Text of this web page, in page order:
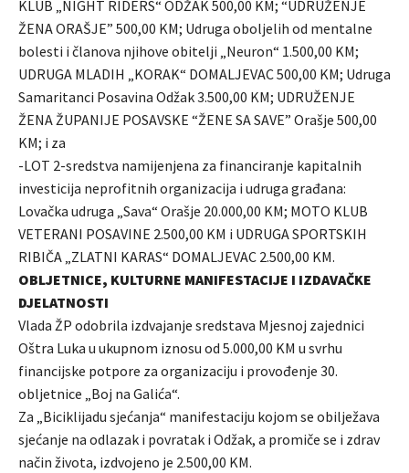
KLUB „NIGHT RIDERS“ ODŽAK 500,00 KM; “UDRUŽENJE
ŽENA ORAŠJE” 500,00 KM; Udruga oboljelih od mentalne
bolesti i članova njihove obitelji „Neuron“ 1.500,00 KM;
UDRUGA MLADIH „KORAK“ DOMALJEVAC 500,00 KM; Udruga
Samaritanci Posavina Odžak 3.500,00 KM; UDRUŽENJE
ŽENA ŽUPANIJE POSAVSKE “ŽENE SA SAVE” Orašje 500,00
KM; i za
-LOT 2-sredstva namijenjena za financiranje kapitalnih
investicija neprofitnih organizacija i udruga građana:
Lovačka udruga „Sava“ Orašje 20.000,00 KM; MOTO KLUB
VETERANI POSAVINE 2.500,00 KM i UDRUGA SPORTSKIH
RIBIČA „ZLATNI KARAS“ DOMALJEVAC 2.500,00 KM.
OBLJETNICE, KULTURNE MANIFESTACIJE I IZDAVAČKE
DJELATNOSTI
Vlada ŽP odobrila izdvajanje sredstava Mjesnoj zajednici
Oštra Luka u ukupnom iznosu od 5.000,00 KM u svrhu
financijske potpore za organizaciju i provođenje 30.
obljetnice „Boj na Galića“.
Za „Biciklijadu sjećanja“ manifestaciju kojom se obilježava
sjećanje na odlazak i povratak i Odžak, a promiče se i zdrav
način života, izdvojeno je 2.500,00 KM.